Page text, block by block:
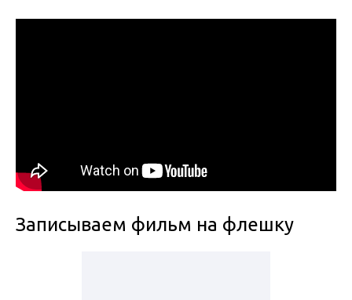
Записываем фильм на флешку